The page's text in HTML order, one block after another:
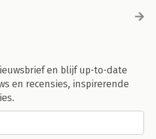
en blijf up-to-date
en recensies, inspirerende